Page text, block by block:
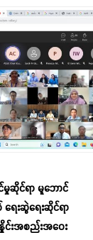
ဆိုင်ရာ မူဘောင်
ေးဆွဲရေးဆိုင်ရာ
င်းအစည်းအဝေး